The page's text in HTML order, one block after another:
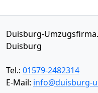
Duisburg-
Duisburg
Tel.: 01579-2482314
E-Mail: info@duisburg-